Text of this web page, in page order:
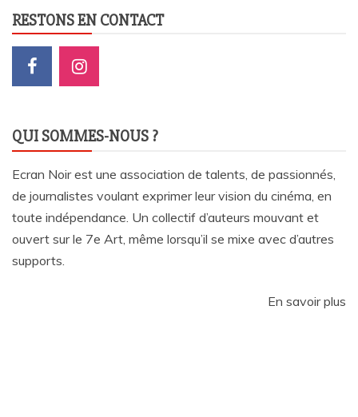
RESTONS EN CONTACT
QUI SOMMES-NOUS ?
Ecran Noir est une association de talents, de passionnés,
de journalistes voulant exprimer leur vision du cinéma, en
toute indépendance. Un collectif d’auteurs mouvant et
ouvert sur le 7e Art, même lorsqu’il se mixe avec d’autres
supports.
En savoir plus